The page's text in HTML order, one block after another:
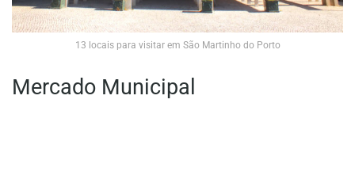
13 locais para visitar em São Martinho do Porto
Mercado Municipal